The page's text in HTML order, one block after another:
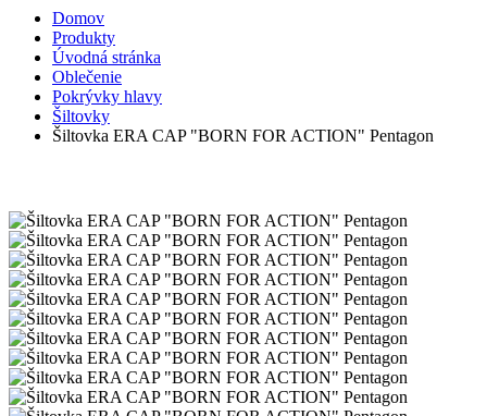
Domov
Produkty
Úvodná stránka
Oblečenie
Pokrývky hlavy
Šiltovky
Šiltovka ERA CAP "BORN FOR ACTION" Pentagon